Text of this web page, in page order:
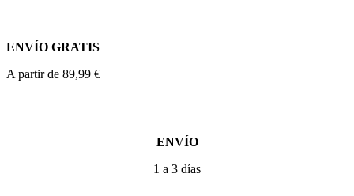
ENVÍO GRATIS
A partir de 89,99 €
ENVÍO
1 a 3 días